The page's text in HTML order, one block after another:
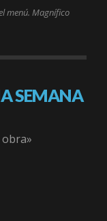
menú. Magnífico
SEMANA